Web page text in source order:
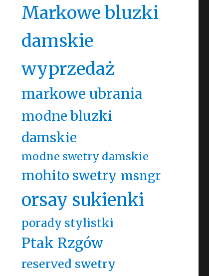
Markowe bluzki
damskie
wyprzedaż
markowe ubrania
modne bluzki
damskie
modne swetry damskie
mohito swetry msngr
orsay sukienki
porady stylistki
Ptak Rzgów
reserved swetry